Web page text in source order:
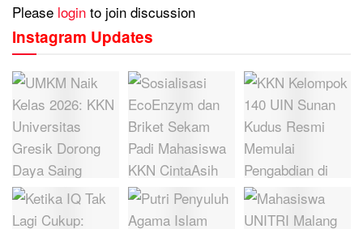
Please login to join discussion
Instagram Updates